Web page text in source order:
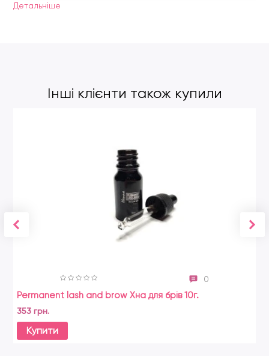
Детальнiше
Інші клієнти також купили
0
Permanent lash and brow Хна для брів 10г.
353 грн.
Купити